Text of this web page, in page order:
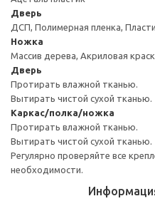
Дверь
ДСП, Полимерная пленка,
Ножка
Массив дерева, Акриловая
Дверь
Протирать влажной тканью.
Вытирать чистой сухой тканью.
Каркас/полка/ножка
Протирать влажной тканью.
Вытирать чистой сухой тканью.
Регулярно проверяйте все
необходимости.